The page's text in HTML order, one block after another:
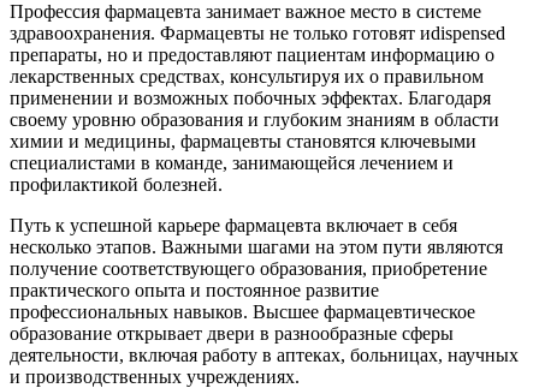
Профессия фармацевта занимает важное место в системе
здравоохранения. Фармацевты не только готовят иdispensed
препараты, но и предоставляют пациентам информацию о
лекарственных средствах, консультируя их о правильном
применении и возможных побочных эффектах. Благодаря
своему уровню образования и глубоким знаниям в области
химии и медицины, фармацевты становятся ключевыми
специалистами в команде, занимающейся лечением и
профилактикой болезней.
Путь к успешной карьере фармацевта включает в себя
несколько этапов. Важными шагами на этом пути являются
получение соответствующего образования, приобретение
практического опыта и постоянное развитие
профессиональных навыков. Высшее фармацевтическое
образование открывает двери в разнообразные сферы
деятельности, включая работу в аптеках, больницах, научных
и производственных учреждениях.